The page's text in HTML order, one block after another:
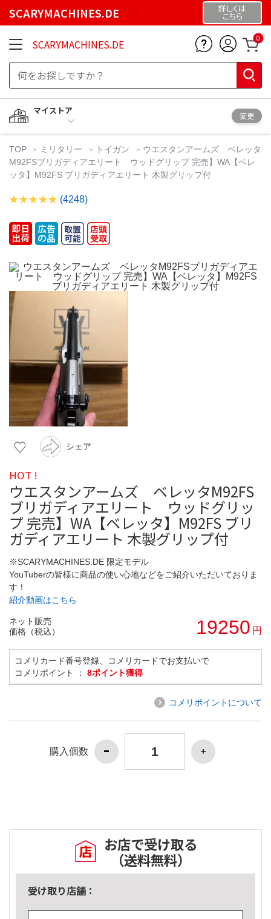
SCARYMACHINES.DE 詳しくは
こちら
SCARYMACHINES.DE 0
マイストア
変更
TOP ミリタリー トイガン
ウエスタンアームズ ベレッタ
M92FSブリガディアエリート ウッドグリップ 完売】WA【ベレ
ッタ】M92FS ブリガディアエリート 木製グリップ付
(4248)
シェア
HOT !
ウエスタンアームズ ベレッタM92FS
ブリガディアエリート ウッドグリッ
プ 完売】WA【ベレッタ】M92FS ブリ
ガディアエリート 木製グリップ付
※SCARYMACHINES.DE 限定モデル
YouTuberの皆様に商品の使い心地などをご紹介いただいておりま
す！
紹介動画はこちら
ネット販売
価格（税込）
19250 円
コメリカード番号登録、コメリカードでお支払いで
コメリポイント ： 8ポイント獲得
コメリポイントについて
購入個数
お店で受け取る
（送料無料）
受け取り店舗：